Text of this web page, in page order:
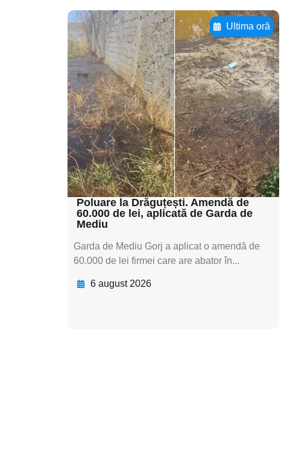
Ultima oră
Adaugă aici textul
pentru
subtitluAdaugă aici
textul pentru
subtitluAdaugă aici
textul pentru
subtitluAdaugă aici
textul pentru subti
Poluare la Drăguțești. Amendă de
60.000 de lei, aplicată de Garda de
Mediu
Garda de Mediu Gorj a aplicat o amendă de
60.000 de lei firmei care are abator în...
6 august 2026